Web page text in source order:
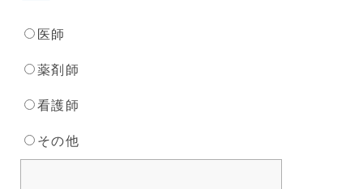
医師
薬剤師
看護師
その他